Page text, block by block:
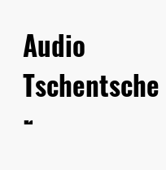
Audio
Tschentsche
r